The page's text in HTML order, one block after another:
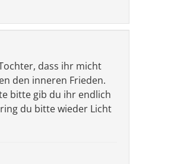
dass ihr micht
den inneren Frieden.
bitte gib du ihr endlich
du bitte wieder Licht